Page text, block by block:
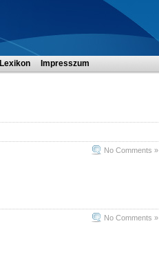
Lexikon Impresszum
No Comments »
No Comments »